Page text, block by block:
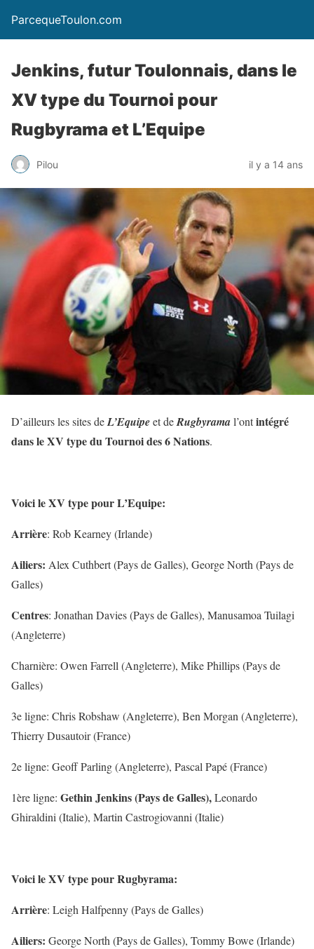
ParcequeToulon.com
Jenkins, futur Toulonnais, dans le
XV type du Tournoi pour
Rugbyrama et L’Equipe
Pilou il y a 14 ans
D’ailleurs les sites deL’Equipeet deRugbyramal’ontintégré
dans le XV type du Tournoi des 6 Nations.
Voici le XV type pour L’Equipe:
Arrière: Rob Kearney (Irlande)
Ailiers: Alex Cuthbert (Pays de Galles), George North (Pays de
Galles)
Centres: Jonathan Davies (Pays de Galles), Manusamoa Tuilagi
(Angleterre)
Charnière: Owen Farrell (Angleterre), Mike Phillips (Pays de
Galles)
3e ligne: Chris Robshaw (Angleterre), Ben Morgan (Angleterre),
Thierry Dusautoir (France)
2e ligne: Geoff Parling (Angleterre), Pascal Papé (France)
1ère ligne: Gethin Jenkins (Pays de Galles),Leonardo
Ghiraldini (Italie), Martin Castrogiovanni (Italie)
Voici le XV type pour Rugbyrama:
Arrière: Leigh Halfpenny (Pays de Galles)
Ailiers: George North (Pays de Galles), Tommy Bowe (Irlande)